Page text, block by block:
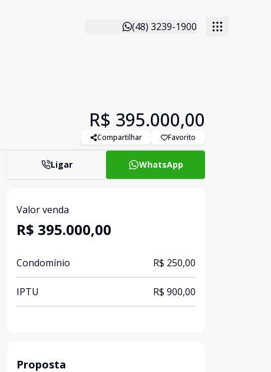
(48) 3239-1900
R$ 395.000,00
Compartilhar Favorito
Ligar WhatsApp
Valor venda
R$ 395.000,00
Condomínio R$ 250,00
IPTU R$ 900,00
Proposta